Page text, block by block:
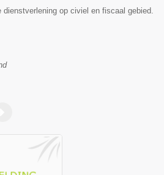
dienstverlening op civiel en fiscaal gebied.